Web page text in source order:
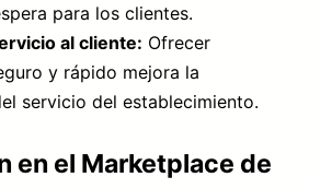
para los clientes.
al cliente: Ofrecer
y rápido mejora la
servicio del establecimiento.
en el Marketplace de